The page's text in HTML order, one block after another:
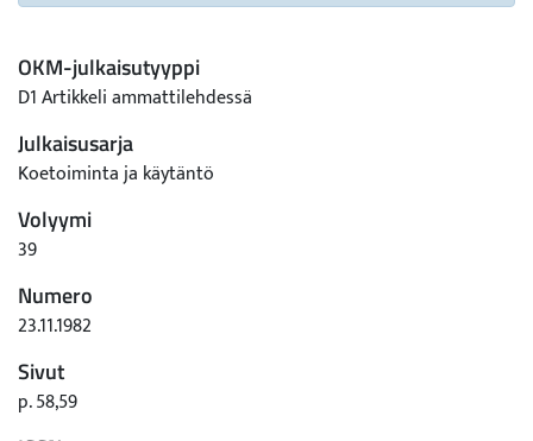
OKM-julkaisutyyppi
D1 Artikkeli ammattilehdessä
Julkaisusarja
Koetoiminta ja käytäntö
Volyymi
39
Numero
23.11.1982
Sivut
p. 58,59